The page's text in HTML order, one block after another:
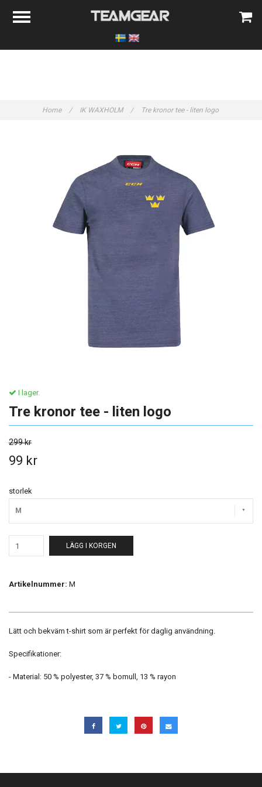
Home / IK WAXHOLM / Tre kronor tee - liten logo
I lager.
Tre kronor tee - liten logo
299 kr
99 kr
storlek
M
LÄGG I KORGEN
Artikelnummer: M
Lätt och bekväm t-shirt som är perfekt för daglig användning.
Specifikationer:
- Material: 50 % polyester, 37 % bomull, 13 % rayon